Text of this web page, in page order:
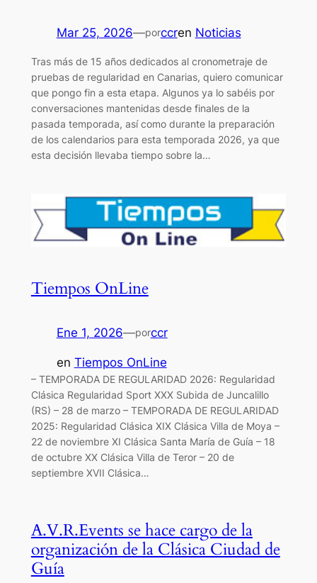
Mar 25, 2026—porccren Noticias
Tras más de 15 años dedicados al cronometraje de
pruebas de regularidad en Canarias, quiero comunicar
que pongo fin a esta etapa. Algunos ya lo sabéis por
conversaciones mantenidas desde finales de la
pasada temporada, así como durante la preparación
de los calendarios para esta temporada 2026, ya que
esta decisión llevaba tiempo sobre la…
Tiempos OnLine
Ene 1, 2026—porccr
en Tiempos OnLine
– TEMPORADA DE REGULARIDAD 2026: Regularidad
Clásica Regularidad Sport XXX Subida de Juncalillo
(RS) – 28 de marzo – TEMPORADA DE REGULARIDAD
2025: Regularidad Clásica XIX Clásica Villa de Moya –
22 de noviembre XI Clásica Santa María de Guía – 18
de octubre XX Clásica Villa de Teror – 20 de
septiembre XVII Clásica…
A.V.R.Events se hace cargo de la
organización de la Clásica Ciudad de
Guía